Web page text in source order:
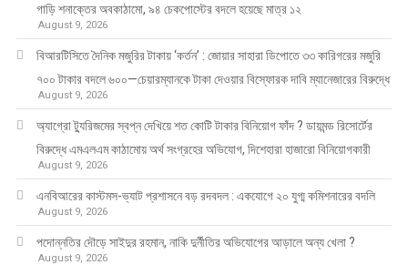
গাড়ি শনাক্তের অবকাঠামো, ৯৪ চেকপোস্টের বদলে হয়েছে মাত্র ১২
August 9, 2026
বিআরটিসিতে দৈনিক মজুরির টাকায় ‘কর্তন’ : জোয়ার সাহারা ডিপোতে ৩৩ কারিগরের মজুরি
৭০০ টাকার বদলে ৬০০—চেয়ারম্যানকে টাকা দেওয়ার বিস্ফোরক দাবি ম্যানেজারের বিরুদ্ধে
August 9, 2026
অ্যাগ্রো ট্যুরিজমের স্বপ্ন দেখিয়ে শত কোটি টাকার বিনিয়োগ ফাঁদ ? ডায়মন্ড রিসোর্টের
বিরুদ্ধে এমএলএম কাঠামোয় অর্থ সংগ্রহের অভিযোগ, দিশেহারা হাজারো বিনিয়োগকারী
August 9, 2026
এনবিআরের কাস্টমস-ভ্যাট প্রশাসনে বড় রদবদল : একযোগে ২০ যুগ্ম কমিশনারের বদলি
August 9, 2026
পদোন্নতির দৌড়ে সাইদুর রহমান, নাকি দুর্নীতির অভিযোগের আড়ালে অন্য খেলা ?
August 9, 2026